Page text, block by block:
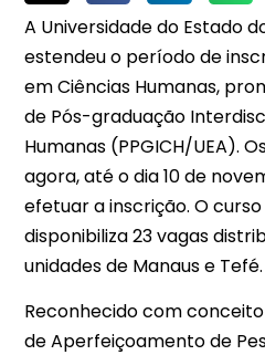
A Universidade do Estado
estendeu o período de
em Ciências Humanas,
de Pós-graduação
Humanas (PPGICH/UEA).
agora, até o dia 10 de
efetuar a inscrição. O
disponibiliza 23 vagas
unidades de Manaus e Tefé.
Reconhecido com
de Aperfeiçoamento de